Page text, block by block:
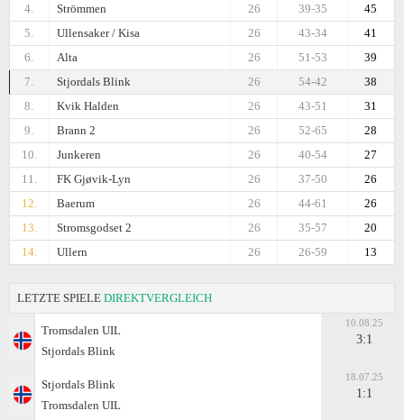
4.
Strömmen 45
39-35
26
5.
Ullensaker / Kisa 41
43-34
26
6.
Alta 39
51-53
26
7.
Stjordals Blink 38
54-42
26
8.
Kvik Halden 31
43-51
26
9.
Brann 2 28
52-65
26
10.
Junkeren 27
40-54
26
11.
FK Gjøvik-Lyn 26
37-50
26
12.
Baerum 26
44-61
26
13.
Stromsgodset 2 20
35-57
26
14.
Ullern 13
26-59
26
LETZTE SPIELE DIREKTVERGLEICH
Tromsdalen UIL
Stjordals Blink
10.08.25
3:1
Stjordals Blink
Tromsdalen UIL
18.07.25
1:1